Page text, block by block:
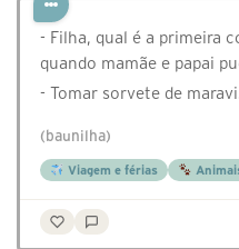
- Filha, qual é a primeira
quando mamãe e papai
- Tomar sorvete de
(baunilha)
Viagem e férias